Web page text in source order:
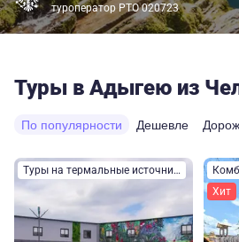
туроператор РТО 020723
Туры в Адыгею из
По популярности Дешевле
Туры на термальные источники
Хит